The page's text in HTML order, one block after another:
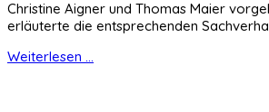
Christine Aigner und Thomas Maier
erläuterte die entsprechenden
Weiterlesen ...